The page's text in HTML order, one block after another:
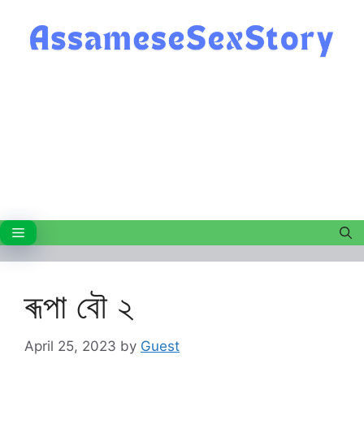
content
Menu
ৰূপা বৌ ২
April 25, 2023 by Guest